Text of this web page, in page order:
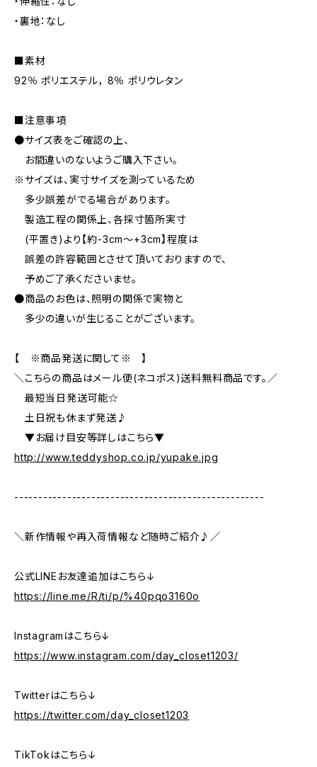
・裏地：なし
■素材
92％ ポリエステル， 8％ ポリウレタン
■注意事項
●サイズ表をご確認の上、
お間違いのないようご購入下さい。
※サイズは、実寸サイズを測っているため
多少誤差がでる場合があります。
製造工程の関係上、各採寸箇所実寸
(平置き)より【約-3cm〜+3cm】程度は
誤差の許容範囲とさせて頂いておりますので、
予めご了承くださいませ。
●商品のお色は、照明の関係で実物と
多少の違いが生じることがございます。
【 ※商品発送に関して※ 】
＼こちらの商品はメール便(ネコポス)送料無料商品です。／
最短当日発送可能☆
土日祝も休まず発送♪
▼お届け目安等詳しはこちら▼
http://www.teddyshop.co.jp/yupake.jpg
----------------------------------------------------
＼新作情報や再入荷情報など随時ご紹介♪／
公式LINEお友達追加はこちら↓
https://line.me/R/ti/p/%40pqo3160o
Instagramはこちら↓
https://www.instagram.com/day_closet1203/
Twitterはこちら↓
https://twitter.com/day_closet1203
TikTokはこちら↓